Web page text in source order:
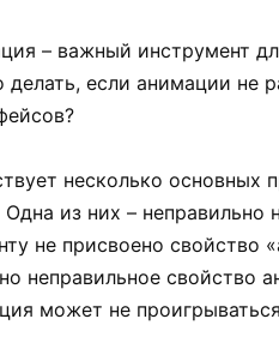
– важный инструмент
делать, если анимации не
несколько основных
Одна из них –
не присвоено свойство
неправильное свойство
может не